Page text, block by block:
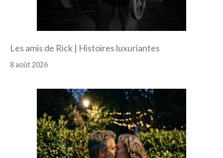
Les amis de Rick | Histoires luxuriantes
8 août 2026